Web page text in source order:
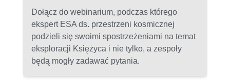
Dołącz do webinarium, podczas którego
ekspert ESA ds. przestrzeni kosmicznej
podzieli się swoimi spostrzeżeniami na temat
eksploracji Księżyca i nie tylko, a zespoły
będą mogły zadawać pytania.